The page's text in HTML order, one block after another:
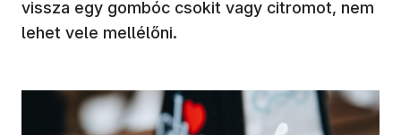
vissza egy gombóc csokit vagy citromot, nem
lehet vele mellélőni.